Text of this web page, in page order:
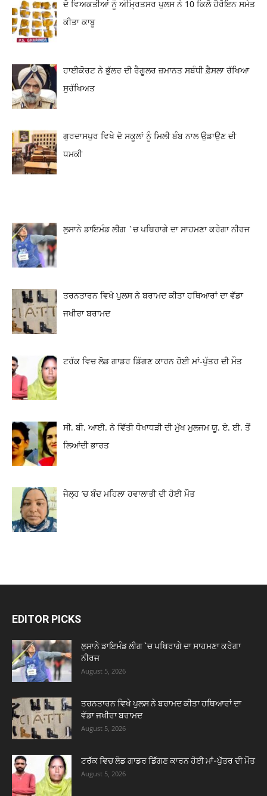
ਦੋ ਵਿਅਕਤੀਆਂ ਨੂੰ ਅੰਮ੍ਰਿਤਸਰ ਪੁਲਸ ਨੇ 10 ਕਿਲੋ ਹੈਰੋਇਨ ਸਮੇਤ
ਕੀਤਾ ਕਾਬੂ
ਹਾਈਕੋਰਟ ਨੇ ਭੁੱਲਰ ਦੀ ਰੈਗੂਲਰ ਜ਼ਮਾਨਤ ਸਬੰਧੀ ਫ਼ੈਸਲਾ ਰੱਖਿਆ
ਸੁਰੱਖਿਅਤ
ਗੁਰਦਾਸਪੁਰ ਵਿਖੇ ਦੋ ਸਕੂਲਾਂ ਨੂੰ ਮਿਲੀ ਬੰਬ ਨਾਲ ਉਡਾਉਣ ਦੀ
ਧਮਕੀ
ਲੁਸਾਨੇ ਡਾਇਮੰਡ ਲੀਗ `ਚ ਪਥਿਰਾਗੇ ਦਾ ਸਾਹਮਣਾ ਕਰੇਗਾ ਨੀਰਜ
ਤਰਨਤਾਰਨ ਵਿਖੇ ਪੁਲਸ ਨੇ ਬਰਾਮਦ ਕੀਤਾ ਹਥਿਆਰਾਂ ਦਾ ਵੱਡਾ
ਜਖੀਰਾ ਬਰਾਮਦ
ਟਰੱਕ ਵਿਚ ਲੋਡ ਗਾਡਰ ਡਿੱਗਣ ਕਾਰਨ ਹੋਈ ਮਾਂ-ਪੁੱਤਰ ਦੀ ਮੌਤ
ਸੀ. ਬੀ. ਆਈ. ਨੇ ਵਿੱਤੀ ਧੋਖਾਧੜੀ ਦੀ ਮੁੱਖ ਮੁਲਜਮ ਯੂ. ਏ. ਈ. ਤੋਂ
ਲਿਆਂਦੀ ਭਾਰਤ
ਜੇਲ੍ਹ ’ਚ ਬੰਦ ਮਹਿਲਾ ਹਵਾਲਾਤੀ ਦੀ ਹੋਈ ਮੌਤ
EDITOR PICKS
ਲੁਸਾਨੇ ਡਾਇਮੰਡ ਲੀਗ `ਚ ਪਥਿਰਾਗੇ ਦਾ ਸਾਹਮਣਾ ਕਰੇਗਾ
ਨੀਰਜ
August 5, 2026
ਤਰਨਤਾਰਨ ਵਿਖੇ ਪੁਲਸ ਨੇ ਬਰਾਮਦ ਕੀਤਾ ਹਥਿਆਰਾਂ ਦਾ
ਵੱਡਾ ਜਖੀਰਾ ਬਰਾਮਦ
August 5, 2026
ਟਰੱਕ ਵਿਚ ਲੋਡ ਗਾਡਰ ਡਿੱਗਣ ਕਾਰਨ ਹੋਈ ਮਾਂ-ਪੁੱਤਰ ਦੀ ਮੌਤ
August 5, 2026